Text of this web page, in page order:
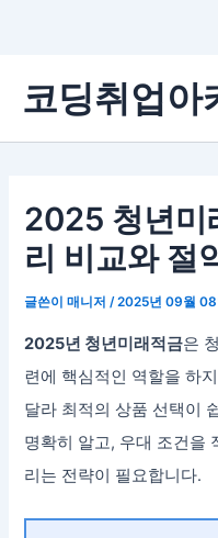
로
코딩취업아
2025 청년미
리 비교와 절
글쓴이매니저 /2025년 09월 08
2025년 청년미래적금은
련에 핵심적인 역할을 하
달라 최적의 상품 선택이
명확히 알고, 우대 조건을
리는 전략이 필요합니다.